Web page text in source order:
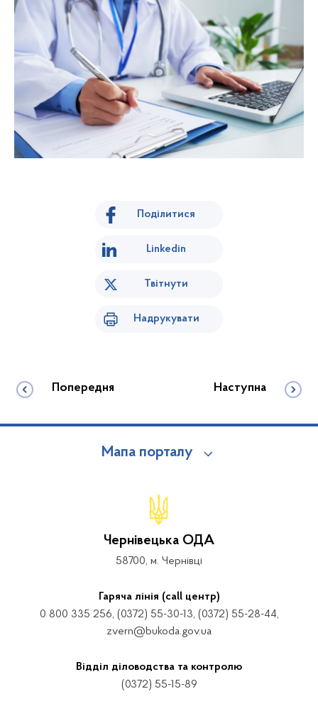
Поділитися
Linkedin
Твітнути
Надрукувати
Попередня Наступна
Мапа порталу
Чернівецька ОДА
58700, м. Чернівці
Гаряча лінія (call центр)
0 800 335 256, (0372) 55-30-13, (0372) 55-28-44,
zvern@bukoda.gov.ua
Відділ діловодства та контролю
(0372) 55-15-89